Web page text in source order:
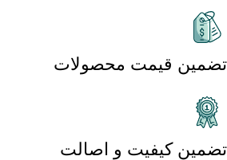
تضمین قیمت محصولات
تضمین کیفیت و اصالت